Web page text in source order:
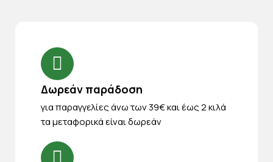
Δωρεάν παράδοση
για παραγγελίες άνω των 39€ και έως 2 κιλά
τα μεταφορικά είναι δωρεάν